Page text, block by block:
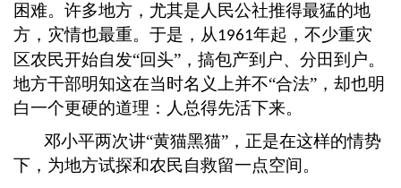
困难。许多地方，尤其是人民公社推得最猛的地
方，灾情也最重。于是，从1961年起，不少重灾
区农民开始自发“回头”，搞包产到户、分田到户。
地方干部明知这在当时名义上并不“合法”，却也明
白一个更硬的道理：人总得先活下来。
邓小平两次讲“黄猫黑猫”，正是在这样的情势
下，为地方试探和农民自救留一点空间。